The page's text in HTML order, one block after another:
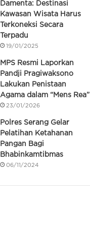
Damenta: Destinasi
Kawasan Wisata Harus
Terkoneksi Secara
Terpadu
19/01/2025
MPS Resmi Laporkan
Pandji Pragiwaksono
Lakukan Penistaan
Agama dalam “Mens Rea”
23/01/2026
Polres Serang Gelar
Pelatihan Ketahanan
Pangan Bagi
Bhabinkamtibmas
06/11/2024